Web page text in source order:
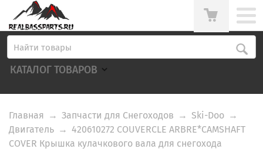
КАТАЛОГ ТОВАРОВ
Главная → Запчасти для Снегоходов → Ski-Doo →
Двигатель → 420610272 COUVERCLE ARBRE*CAMSHAFT
COVER Крышка кулачкового вала для снегохода